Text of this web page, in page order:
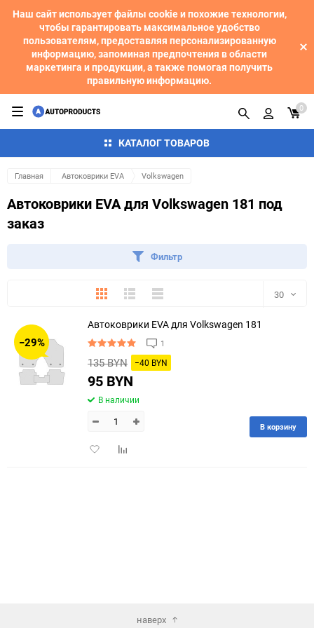
Наш сайт использует файлы cookie и похожие технологии,
чтобы гарантировать максимальное удобство
пользователям, предоставляя персонализированную
информацию, запоминая предпочтения в области
маркетинга и продукции, а также помогая получить
правильную информацию.
КАТАЛОГ ТОВАРОВ
0
Главная Автоковрики EVA Volkswagen
Автоковрики EVA для Volkswagen 181 под
заказ
Фильтр
ПлиткаПодробноКомпактно 30
150
−29%
Автоковрики EVA для Volkswagen 181
1
135 BYN −40 BYN
95 BYN
В наличии
ДобавитьДобавить
В корзину
наверх